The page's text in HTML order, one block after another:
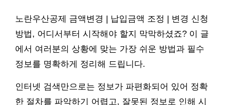
노란우산공제 금액변경 | 납입금액 조정 | 변경 신청
방법, 어디서부터 시작해야 할지 막막하셨죠? 이 글
에서 여러분의 상황에 맞는 가장 쉬운 방법과 필수
정보를 명확하게 정리해 드립니다.
인터넷 검색만으로는 정보가 파편화되어 있어 정확
한 절차를 파악하기 어렵고, 잘못된 정보로 인해 시